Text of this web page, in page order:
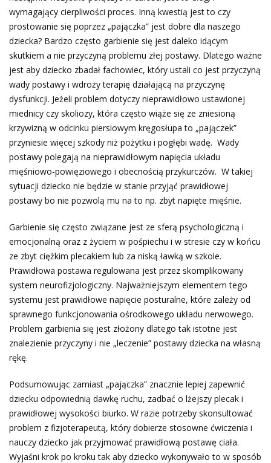
wymagający cierpliwości proces. Inną kwestią jest to czy
prostowanie się poprzez „pajączka” jest dobre dla naszego
dziecka? Bardzo często garbienie się jest daleko idącym
skutkiem a nie przyczyną problemu złej postawy. Dlatego ważne
jest aby dziecko zbadał fachowiec, który ustali co jest przyczyną
wady postawy i wdroży terapię działającą na przyczynę
dysfunkcji. Jeżeli problem dotyczy nieprawidłowo ustawionej
miednicy czy skoliozy, która często wiąże się ze zniesioną
krzywizną w odcinku piersiowym kręgosłupa to „pajączek”
przyniesie więcej szkody niż pożytku i pogłębi wadę. Wady
postawy polegają na nieprawidłowym napięcia układu
mięśniowo-powięziowego i obecnością przykurczów. W takiej
sytuacji dziecko nie będzie w stanie przyjąć prawidłowej
postawy bo nie pozwolą mu na to np. zbyt napięte mięśnie.
Garbienie się często związane jest ze sferą psychologiczną i
emocjonalną oraz z życiem w pośpiechu i w stresie czy w końcu
ze zbyt ciężkim plecakiem lub za niską ławką w szkole.
Prawidłowa postawa regulowana jest przez skomplikowany
system neurofizjologiczny. Najważniejszym elementem tego
systemu jest prawidłowe napięcie posturalne, które zależy od
sprawnego funkcjonowania ośrodkowego układu nerwowego.
Problem garbienia się jest złożony dlatego tak istotne jest
znalezienie przyczyny i nie „leczenie” postawy dziecka na własną
rękę.
Podsumowując zamiast „pajączka” znacznie lepiej zapewnić
dziecku odpowiednią dawkę ruchu, zadbać o lżejszy plecak i
prawidłowej wysokości biurko. W razie potrzeby skonsultować
problem z fizjoterapeutą, który dobierze stosowne ćwiczenia i
nauczy dziecko jak przyjmować prawidłową postawę ciała.
Wyjaśni krok po kroku tak aby dziecko wykonywało to w sposób